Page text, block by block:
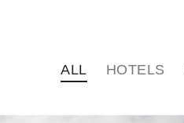
ALL HOTELS